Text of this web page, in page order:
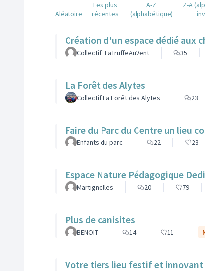
Aléatoire
Les plus
récentes
A-Z
(alphabétique)
Z-A
Création d'un espace dédié aux
Collectif_LaTruffeAuVent 35
La Forêt des Alytes
Collectif La Forêt des Alytes 23
Faire du Parc du Centre un lieu
Enfants du parc 22 23
Espace Nature Pédagogique
Martignolles 20 79
Plus de canisites
BENOIT 14 11
Votre tiers lieu festif et innovant